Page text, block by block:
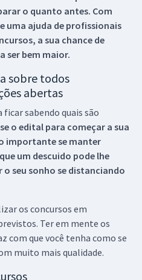
o quanto antes. Com
uma ajuda de profissionais
a sua chance de
ser bem maior.
sobre todos
abertas
ficar sabendo quais são
o edital para começar a sua
importante se manter
um descuido pode lhe
o seu sonho se distanciando
os concursos em
Ter em mente os
com que você tenha como se
muito mais qualidade.